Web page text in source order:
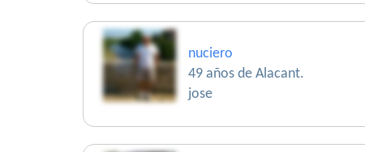
nuciero
49 años de Alacant.
jose